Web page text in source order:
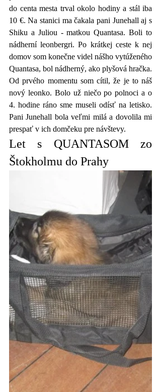
do centa mesta trval okolo hodiny a stál iba
10 €. Na stanici ma čakala pani Junehall aj s
Shiku a Juliou - matkou Quantasa. Boli to
nádherní leonbergri. Po krátkej ceste k nej
domov som konečne videl nášho vytúženého
Quantasa, bol nádherný, ako plyšová hračka.
Od prvého momentu som cítil, že je to náš
nový leonko. Bolo už niečo po polnoci a o
4. hodine ráno sme museli odísť na letisko.
Pani Junehall bola veľmi milá a dovolila mi
prespať v ich domčeku pre návštevy.
Let s QUANTASOM zo
Štokholmu do Prahy